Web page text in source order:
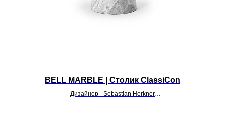
BELL MARBLE | Столик ClassiCon
Дизайнер - Sebastian Herkner